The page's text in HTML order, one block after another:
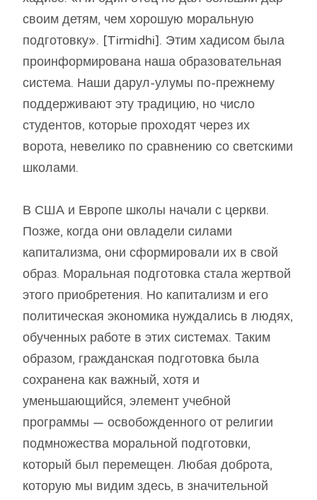
своим детям, чем хорошую моральную
подготовку». [Tirmidhi]. Этим хадисом была
проинформирована наша образовательная
система. Наши дарул-улумы по-прежнему
поддерживают эту традицию, но число
студентов, которые проходят через их
ворота, невелико по сравнению со светскими
школами.
В США и Европе школы начали с церкви.
Позже, когда они овладели силами
капитализма, они сформировали их в свой
образ. Моральная подготовка стала жертвой
этого приобретения. Но капитализм и его
политическая экономика нуждались в людях,
обученных работе в этих системах. Таким
образом, гражданская подготовка была
сохранена как важный, хотя и
уменьшающийся, элемент учебной
программы — освобожденного от религии
подмножества моральной подготовки,
который был перемещен. Любая доброта,
которую мы видим здесь, в значительной